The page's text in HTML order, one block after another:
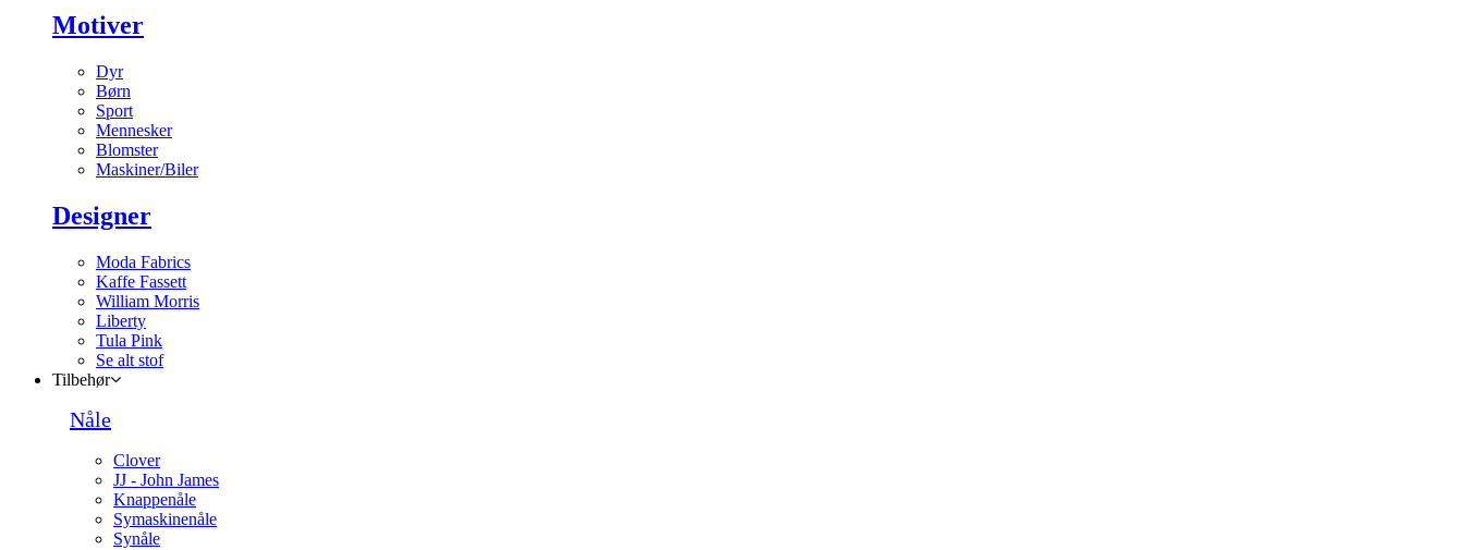
Motiver
Dyr
Børn
Sport
Mennesker
Blomster
Maskiner/Biler
Designer
Moda Fabrics
Kaffe Fassett
William Morris
Liberty
Tula Pink
Se alt stof
Tilbehør
Nåle
Clover
JJ - John James
Knappenåle
Symaskinenåle
Synåle